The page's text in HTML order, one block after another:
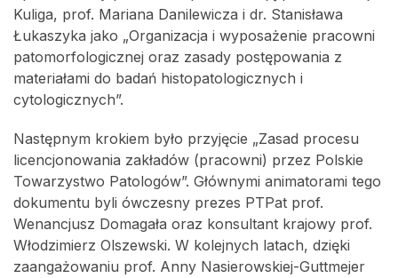
Kuliga, prof. Mariana Danilewicza i dr. Stanisława
Łukaszyka jako „Organizacja i wyposażenie pracowni
patomorfologicznej oraz zasady postępowania z
materiałami do badań histopatologicznych i
cytologicznych”.
Następnym krokiem było przyjęcie „Zasad procesu
licencjonowania zakładów (pracowni) przez Polskie
Towarzystwo Patologów”. Głównymi animatorami tego
dokumentu byli ówczesny prezes PTPat prof.
Wenancjusz Domagała oraz konsultant krajowy prof.
Włodzimierz Olszewski. W kolejnych latach, dzięki
zaangażowaniu prof. Anny Nasierowskiej-Guttmejer